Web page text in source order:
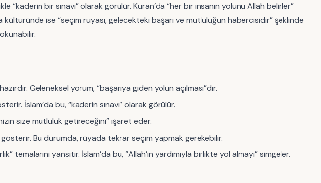
“kaderin bir sınavı” olarak görülür. Kuran’da “her bir insanın yolunu Allah belirler”
ise “seçim rüyası, gelecekteki başarı ve mutluluğun habercisidir” şeklinde
Geleneksel yorum, “başarıya giden yolun açılması”dır.
İslam’da bu, “kaderin sınavı” olarak görülür.
size mutluluk getireceğini” işaret eder.
gösterir. Bu durumda, rüyada tekrar seçim yapmak gerekebilir.
yansıtır. İslam’da bu, “Allah’ın yardımıyla birlikte yol almayı” simgeler.